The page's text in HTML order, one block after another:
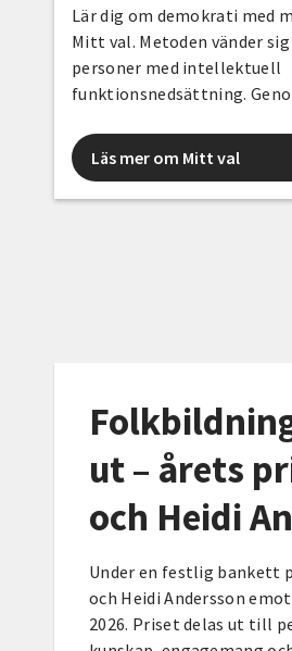
Lär dig om demokrati med
Mitt val. Metoden vänder
personer med intellektuell
funktionsnedsättning.
får deltagarna lära sig hur
fungerar och hur val går till.
Läs mer om Mitt val
ut – årets
och Heidi
Under en festlig bankett
och Heidi Andersson
2026. Priset delas ut till